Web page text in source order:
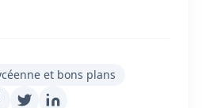
et bons plans